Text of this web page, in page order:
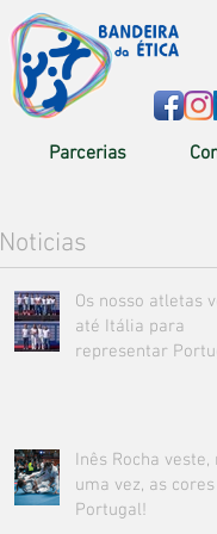
Parcerias
Noticias
Os nosso atletas
até Itália para
representar
Inês Rocha veste,
uma vez, as
Portugal!